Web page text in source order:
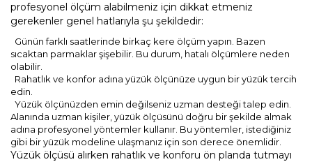
profesyonel ölçüm alabilmeniz için dikkat etmeniz
gerekenler genel hatlarıyla şu şekildedir:
Günün farklı saatlerinde birkaç kere ölçüm yapın. Bazen
sıcaktan parmaklar şişebilir. Bu durum, hatalı ölçümlere neden
olabilir.
Rahatlık ve konfor adına yüzük ölçünüze uygun bir yüzük tercih
edin.
Yüzük ölçünüzden emin değilseniz uzman desteği talep edin.
Alanında uzman kişiler, yüzük ölçüsünü doğru bir şekilde almak
adına profesyonel yöntemler kullanır. Bu yöntemler, istediğiniz
gibi bir yüzük modeline ulaşmanız için son derece önemlidir.
Yüzük ölçüsü alırken rahatlık ve konforu ön planda tutmayı